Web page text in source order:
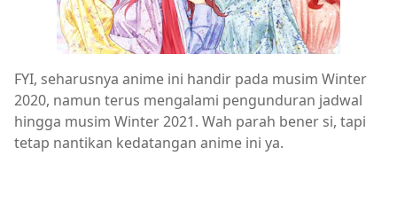
FYI, seharusnya anime ini handir pada musim Winter
2020, namun terus mengalami pengunduran jadwal
hingga musim Winter 2021. Wah parah bener si, tapi
tetap nantikan kedatangan anime ini ya.